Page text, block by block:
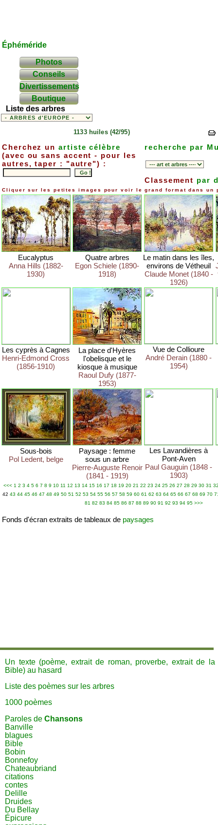
Éphéméride
Photos
Conseils
Divertissements
Boutique
Liste des arbres
1133 huiles (42/95)
Cherchez unartiste célèbre
(avec ou sans accent - pour les
autres, taper : "autre") :
recherche par
Classement par
Cliquer sur les petites images pour voir le grand format dans un
Eucalyptus
Anna Hills (1882-
1930)
Quatre arbres
Egon Schiele (1890-
1918)
Le matin dans les îles,
environs de Vétheuil
Claude Monet (1840 -
1926)
Les cyprès à Cagnes
Henri-Edmond Cross
(1856-1910)
La place d'Hyères
l'obelisque et le
kiosque à musique
Raoul Dufy (1877-
1953)
Vue de Collioure
André Derain (1880 -
1954)
Sous-bois
Pol Ledent, belge
Paysage : femme
sous un arbre
Pierre-Auguste Renoir
(1841 - 1919)
Les Lavandières à
Pont-Aven
Paul Gauguin (1848 -
1903)
<<< 1 2 3 4 5 6 7 8 9 10 11 12 13 14 15 16 17 18 19 20 21 22 23 24 25 26 27 28 29 30 31
42 43 44 45 46 47 48 49 50 51 52 53 54 55 56 57 58 59 60 61 62 63 64 65 66 67 68 69 70
81 82 83 84 85 86 87 88 89 90 91 92 93 94 95 >>>
Fonds d'écran extraits de tableaux de paysages
Un texte (poème, extrait de roman, proverbe, extrait de la
Bible) au hasard
Liste des poèmes sur les arbres
1000 poèmes
Paroles de Chansons
Banville
blagues
Bible
Bobin
Bonnefoy
Chateaubriand
citations
contes
Delille
Druides
Du Bellay
Épicure